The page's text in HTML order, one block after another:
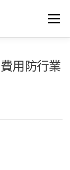
選單
用防行業